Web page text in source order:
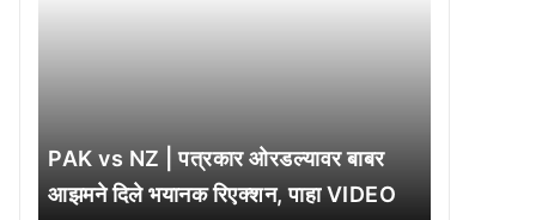
PAK vs NZ | पत्रकार ओरडल्यावर बाबर
आझमने दिले भयानक रिएक्शन, पाहा VIDEO